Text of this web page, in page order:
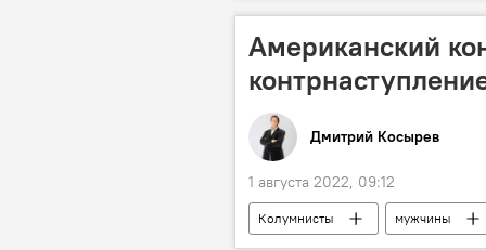
Американский
Дмитрий Косырев
1 августа 2022, 09:12
Колумнисты мужчины